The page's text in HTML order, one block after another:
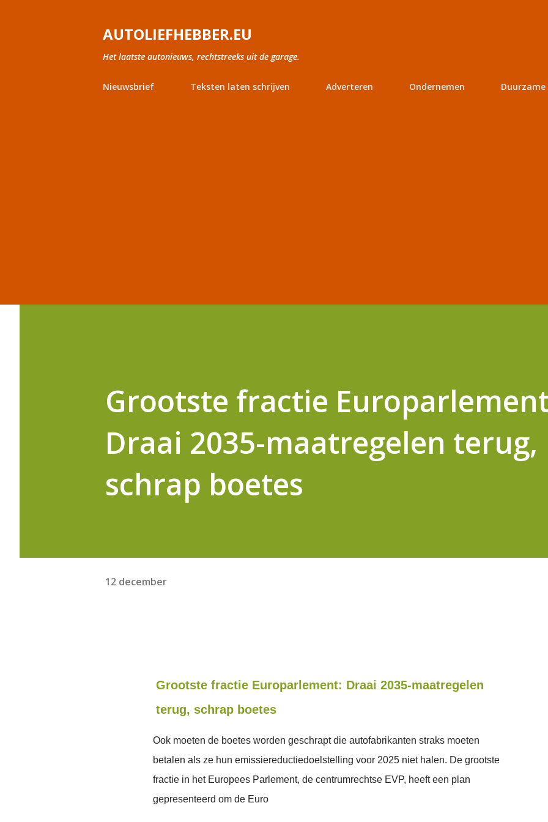
AUTOLIEFHEBBER.EU
Het laatste autonieuws, rechtstreeks uit de garage.
Nieuwsbrief Teksten laten schrijven Adverteren Ondernemen Duurzame
Grootste fractie
Draai 2035-maatregelen terug,
schrap boetes
12 december
Grootste fractie Europarlement: Draai 2035-maatregelen
terug, schrap boetes
Ook moeten de boetes worden geschrapt die autofabrikanten straks moeten
betalen als ze hun emissiereductiedoelstelling voor 2025 niet halen. De grootste
fractie in het Europees Parlement, de centrumrechtse EVP, heeft een plan
gepresenteerd om de Euro